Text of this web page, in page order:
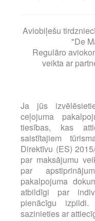
Aviobiļešu
"De
Regulāro
veikta ar
Ja jūs
ceļojuma
tiesības, kas
saistītajiem
Direktīvu (ES)
par maksājumu
par
pakalpojuma
atbildīgi par
pienācīgu
sazinieties ar